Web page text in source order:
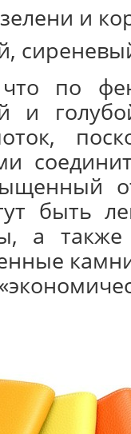
и
что по
и
быть
а